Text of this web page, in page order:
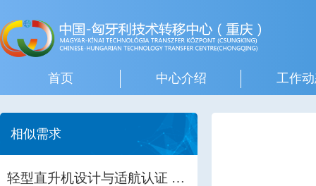
首页 中心介绍 工作
相似需求
轻型直升机设计与适航认证 直